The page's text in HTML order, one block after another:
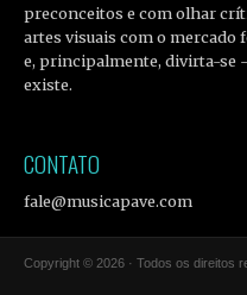
preconceitos e com olhar
artes visuais com o
e, principalmente, divirta-se
existe.
CONTATO
fale@musicapave.com
Copyright © 2026 · Todos os direitos